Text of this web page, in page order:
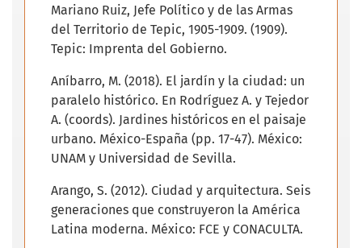
Mariano Ruiz, Jefe Político y de las Armas
del Territorio de Tepic, 1905-1909. (1909).
Tepic: Imprenta del Gobierno.
Aníbarro, M. (2018). El jardín y la ciudad: un
paralelo histórico. En Rodríguez A. y Tejedor
A. (coords). Jardines históricos en el paisaje
urbano. México-España (pp. 17-47). México:
UNAM y Universidad de Sevilla.
Arango, S. (2012). Ciudad y arquitectura. Seis
generaciones que construyeron la América
Latina moderna. México: FCE y CONACULTA.